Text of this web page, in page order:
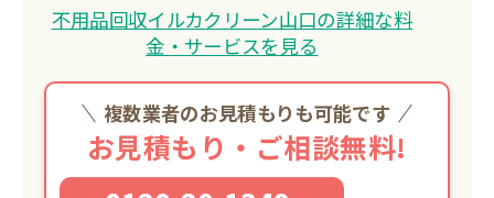
不用品回収イルカクリーン山口の詳細な料
金・サービスを見る
複数業者のお見積もりも可能です
お見積もり・ご相談無料!